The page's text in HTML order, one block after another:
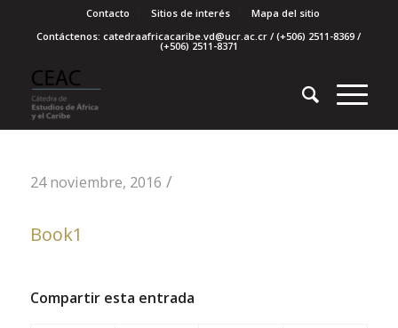
Contacto Sitios de interés
Mapa del sitio
Contáctenos: catedraafricacaribe.vd@ucr.ac.cr / (+506) 2511-8369 /
(+506) 2511-8371
24 noviembre, 2016 /
Book1
Compartir esta entrada